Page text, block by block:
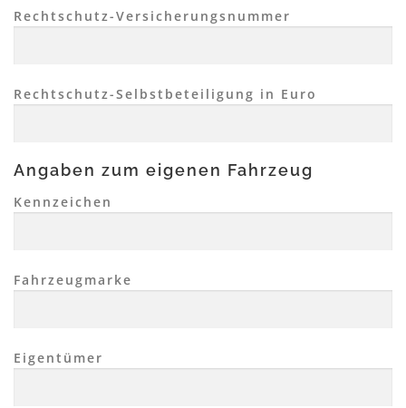
Rechtschutz-Versicherungsnummer
Rechtschutz-Selbstbeteiligung in Euro
Angaben zum eigenen Fahrzeug
Kennzeichen
Fahrzeugmarke
Eigentümer